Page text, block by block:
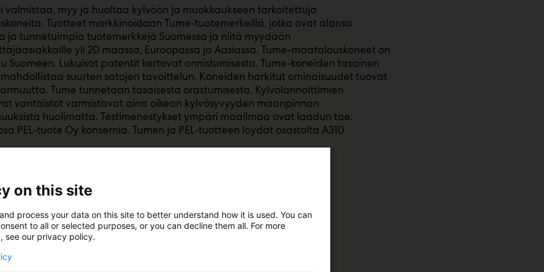
valmistaa, myy ja huoltaa kylvöön ja muokkaukseen tarkoitettuja
Tuotteet markkinoidaan Tume-tuotemerkeillä, jotka ovat alansa
ja tunnetuimpia tuotemerkkejä Suomessa ja niitä myydään
yli 20 maassa, Euroopassa ja Aasiassa. Tume-maatalouskoneet on
Suomeen. Lukuisat patentit kertovat onnistumisesta. Tume-koneiden tasainen
suurten satojen tavoittelun. Koneiden harkitut ominaisuudet tuovat
Tume tunnetaan tasaisesta orastumisesta. Kylvölannoittimien
vantaistot varmistavat aina oikean kylvösyvyyden maanpinnan
huolimatta. Testimenestykset ympäri maailmaa ovat laadun tae.
PEL-tuote Oy konsernia. Tumen ja PEL-tuotteen löydät osastolta A310
on this site
process your data on this site to better understand how it is used. You can
to all or selected purposes, or you can decline them all. For more
see our privacy policy.